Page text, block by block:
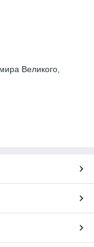
Великого,